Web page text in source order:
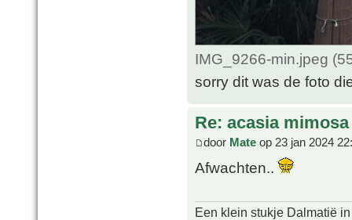
IMG_9266-min.jpeg
sorry dit was de foto
Re: acasia mimosa
door Mate op 23 jan 2024
Afwachten..
Een klein stukje Dalmatië